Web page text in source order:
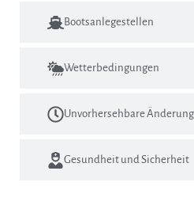
Bootsanlegestellen
Wetterbedingungen
Unvorhersehbare
Gesundheit und Sicherheit